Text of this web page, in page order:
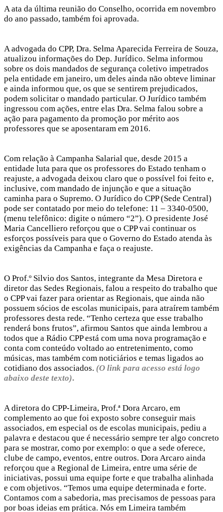
A ata da última reunião do Conselho, ocorrida em novembro
do ano passado, também foi aprovada.
A advogada do CPP, Dra. Selma Aparecida Ferreira de Souza,
atualizou informações do Dep. Jurídico. Selma informou
sobre os dois mandados de segurança coletivo impetrados
pela entidade em janeiro, um deles ainda não obteve liminar
e ainda informou que, os que se sentirem prejudicados,
podem solicitar o mandado particular. O Jurídico também
ingressou com ações, entre elas Dra. Selma falou sobre a
ação para pagamento da promoção por mérito aos
professores que se aposentaram em 2016.
Com relação à Campanha Salarial que, desde 2015 a
entidade luta para que os professores do Estado tenham o
reajuste, a advogada deixou claro que o possível foi feito e,
inclusive, com mandado de injunção e que a situação
caminha para o Supremo. O Jurídico do CPP (Sede Central)
pode ser contatado por meio do telefone: 11 – 3340-0500,
(menu telefônico: digite o número “2”). O presidente José
Maria Cancelliero reforçou que o CPP vai continuar os
esforços possíveis para que o Governo do Estado atenda às
exigências da Campanha e faça o reajuste.
O Prof.º Silvio dos Santos, integrante da Mesa Diretora e
diretor das Sedes Regionais, falou a respeito do trabalho que
o CPP vai fazer para orientar as Regionais, que ainda não
possuem sócios de escolas municipais, para atraírem também
professores desta rede. “Tenho certeza que esse trabalho
renderá bons frutos”, afirmou Santos que ainda lembrou a
todos que a Rádio CPP está com uma nova programação e
conta com conteúdo voltado ao entretenimento, como
músicas, mas também com noticiários e temas ligados ao
cotidiano dos associados. (O link para acesso está logo
abaixo deste texto).
A diretora do CPP-Limeira, Prof.ª Dora Arcaro, em
complemento ao que foi exposto sobre conseguir mais
associados, em especial os de escolas municipais, pediu a
palavra e destacou que é necessário sempre ter algo concreto
para se mostrar, como por exemplo: o que a sede oferece,
clube de campo, eventos, entre outros. Dora Arcaro ainda
reforçou que a Regional de Limeira, entre uma série de
iniciativas, possui uma equipe forte e que trabalha alinhada
e com objetivos. “Temos uma equipe determinada e forte.
Contamos com a sabedoria, mas precisamos de pessoas para
por boas ideias em prática. Nós em Limeira também